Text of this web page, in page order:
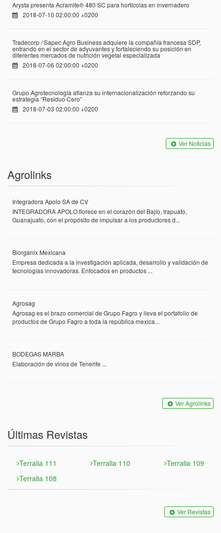
Arysta presenta Acramite® 480 SC para hortícolas en invernadero
2018-07-10 02:00:00 +0200
Tradecorp / Sapec Agro Business adquiere la compañía francesa SDP,
entrando en el sector de adyuvantes y fortaleciendo su posición en
diferentes mercados de nutrición vegetal especializada
2018-07-06 02:00:00 +0200
Grupo Agrotecnología afianza su internacionalización reforzando su
estrategia “Residuo Cero”
2018-07-03 02:00:00 +0200
Ver Noticias
Agrolinks
Integradora Apolo SA de CV
INTEGRADORA APOLO florece en el corazón del Bajío, Irapuato,
Guanajuato, con el propósito de impulsar a los productores d...
Biorganix Mexicana
Empresa dedicada a la investigación aplicada, desarrollo y validación de
tecnologías innovadoras. Enfocados en productos ...
Agrosag
Agrosag es el brazo comercial de Grupo Fagro y lleva el portafolio de
productos de Grupo Fagro a toda la república mexica...
BODEGAS MARBA
Elaboración de vinos de Tenerife ...
Ver Agrolinks
Últimas Revistas
Terralia 111 Terralia 110
Terralia 109
Terralia 108
Ver Revistas